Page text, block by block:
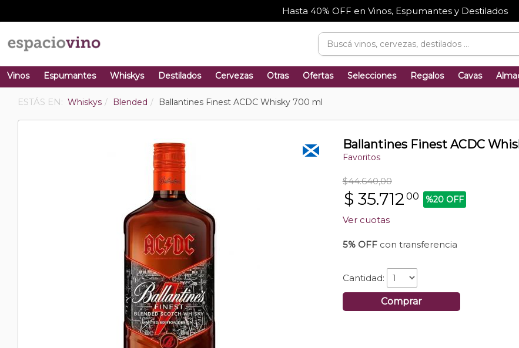
Hasta 40% OFF en Vinos, Espumantes y Destilados
Vinos Espumantes Whiskys Destilados Cervezas Otras Ofertas Selecciones Regalos Cavas
ESTÁS EN: Whiskys Blended Ballantines Finest ACDC Whisky 700 ml
Ballantines Finest ACDC
Favoritos
$44.640,00
$ 35.712 00 %20 OFF
Ver cuotas
5% OFFcon transferencia
Cantidad:
Comprar